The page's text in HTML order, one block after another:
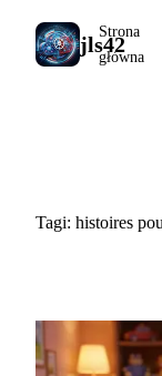
jls42
Strona
główna
Tagi: histoires